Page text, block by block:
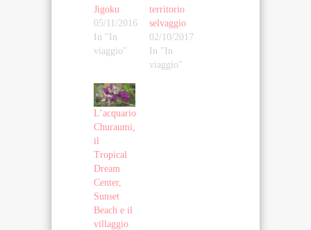
Jigoku
05/11/2016
In "In
viaggio"
territorio
selvaggio
02/10/2017
In "In
viaggio"
L’acquario
Churaumi,
il
Tropical
Dream
Center,
Sunset
Beach e il
villaggio